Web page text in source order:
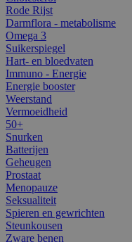
Rode Rijst
Darmflora - metabolisme
Omega 3
Suikerspiegel
Hart- en bloedvaten
Immuno - Energie
Energie booster
Weerstand
Vermoeidheid
50+
Snurken
Batterijen
Geheugen
Prostaat
Menopauze
Seksualiteit
Spieren en gewrichten
Steunkousen
Zware benen